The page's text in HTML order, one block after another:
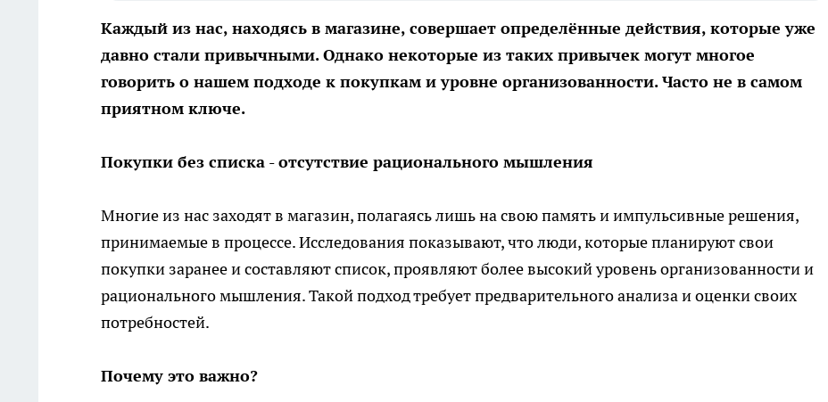
Каждый из нас, находясь в магазине, совершает определённые действия, которые уже
давно стали привычными. Однако некоторые из таких привычек могут многое
говорить о нашем подходе к покупкам и уровне организованности. Часто не в самом
приятном ключе.
Покупки без списка - отсутствие рационального мышления
Многие из нас заходят в магазин, полагаясь лишь на свою память и импульсивные решения,
принимаемые в процессе. Исследования показывают, что люди, которые планируют свои
покупки заранее и составляют список, проявляют более высокий уровень организованности и
рационального мышления. Такой подход требует предварительного анализа и оценки своих
потребностей.
Почему это важно?